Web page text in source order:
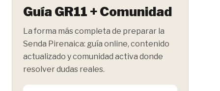
Guía GR11 + Comunidad
La forma más completa de preparar la
Senda Pirenaica: guía online, contenido
actualizado y comunidad activa donde
resolver dudas reales.